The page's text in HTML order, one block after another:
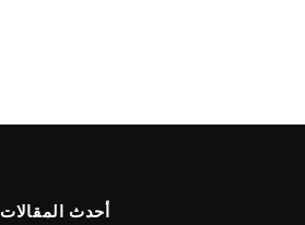
أحدث المقالات